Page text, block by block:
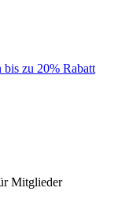
bis zu 20% Rabatt
Mitglieder